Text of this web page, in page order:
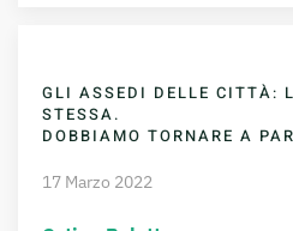
GLI ASSEDI DELLE CITTÀ:
STESSA.
DOBBIAMO TORNARE A
17 Marzo 2022